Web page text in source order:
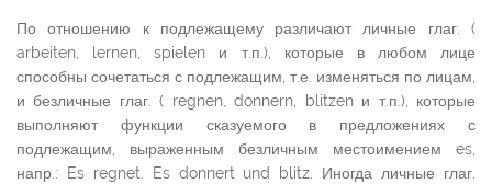
По отношению к подлежащему различают личные глаг. (
arbeiten, lernen, spielen и т.п.), которые в любом лице
способны сочетаться с подлежащим, т.е. изменяться по лицам,
и безличные глаг. ( regnen, donnern, blitzen и т.п.), которые
выполняют функции сказуемого в предложениях с
подлежащим, выраженным безличным местоимением es,
напр.: Es regnet. Es donnert und blitz. Иногда личные глаг.